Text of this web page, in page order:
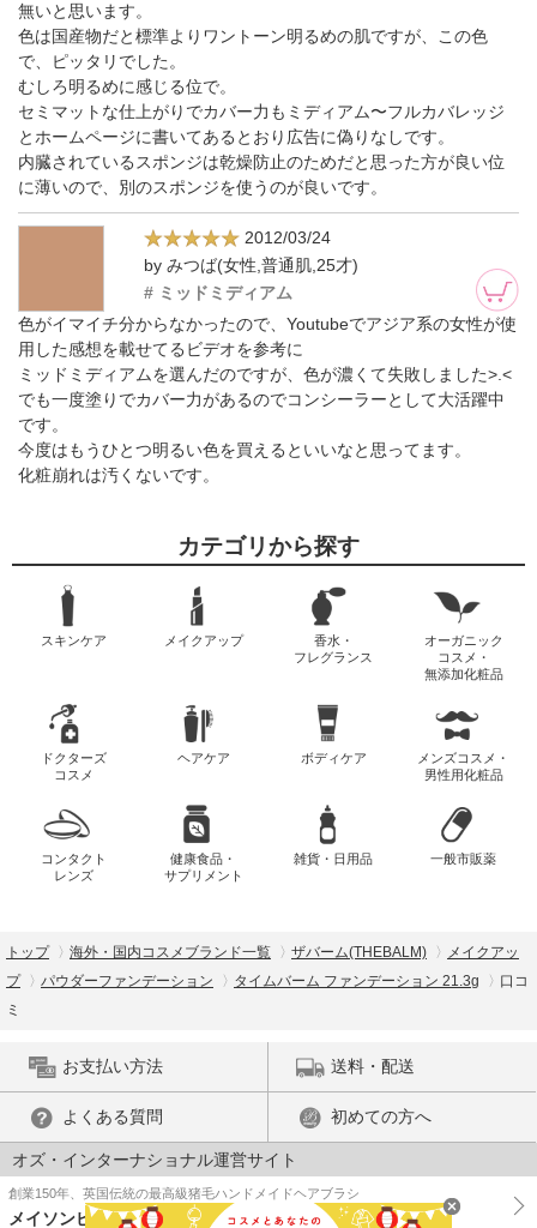
無いと思います。
色は国産物だと標準よりワントーン明るめの肌ですが、この色
で、ピッタリでした。
むしろ明るめに感じる位で。
セミマットな仕上がりでカバー力もミディアム〜フルカバレッジ
とホームページに書いてあるとおり広告に偽りなしです。
内臓されているスポンジは乾燥防止のためだと思った方が良い位
に薄いので、別のスポンジを使うのが良いです。
2012/03/24
by みつば(女性,普通肌,25才)
# ミッドミディアム
色がイマイチ分からなかったので、Youtubeでアジア系の女性が使
用した感想を載せてるビデオを参考に
ミッドミディアムを選んだのですが、色が濃くて失敗しました>.<
でも一度塗りでカバー力があるのでコンシーラーとして大活躍中
です。
今度はもうひとつ明るい色を買えるといいなと思ってます。
化粧崩れは汚くないです。
カテゴリから探す
スキンケア メイクアップ
香水・
フレグランス
オーガニック
コスメ・
無添加化粧品
ドクターズ
コスメ
ヘアケア ボディケア
メンズコスメ・
男性用化粧品
コンタクト
レンズ
健康食品・
サプリメント
雑貨・日用品 一般市販薬
トップ 海外・国内コスメブランド一覧 ザバーム(THEBALM)
メイクアッ
プ
パウダーファンデーション タイムバーム ファンデーション 21.3g
口コ
ミ
お支払い方法 送料・配送
よくある質問 初めての方へ
オズ・インターナショナル運営サイト
創業150年、英国伝統の最高級猪毛ハンドメイドヘアブラシ
メイソンピアソン